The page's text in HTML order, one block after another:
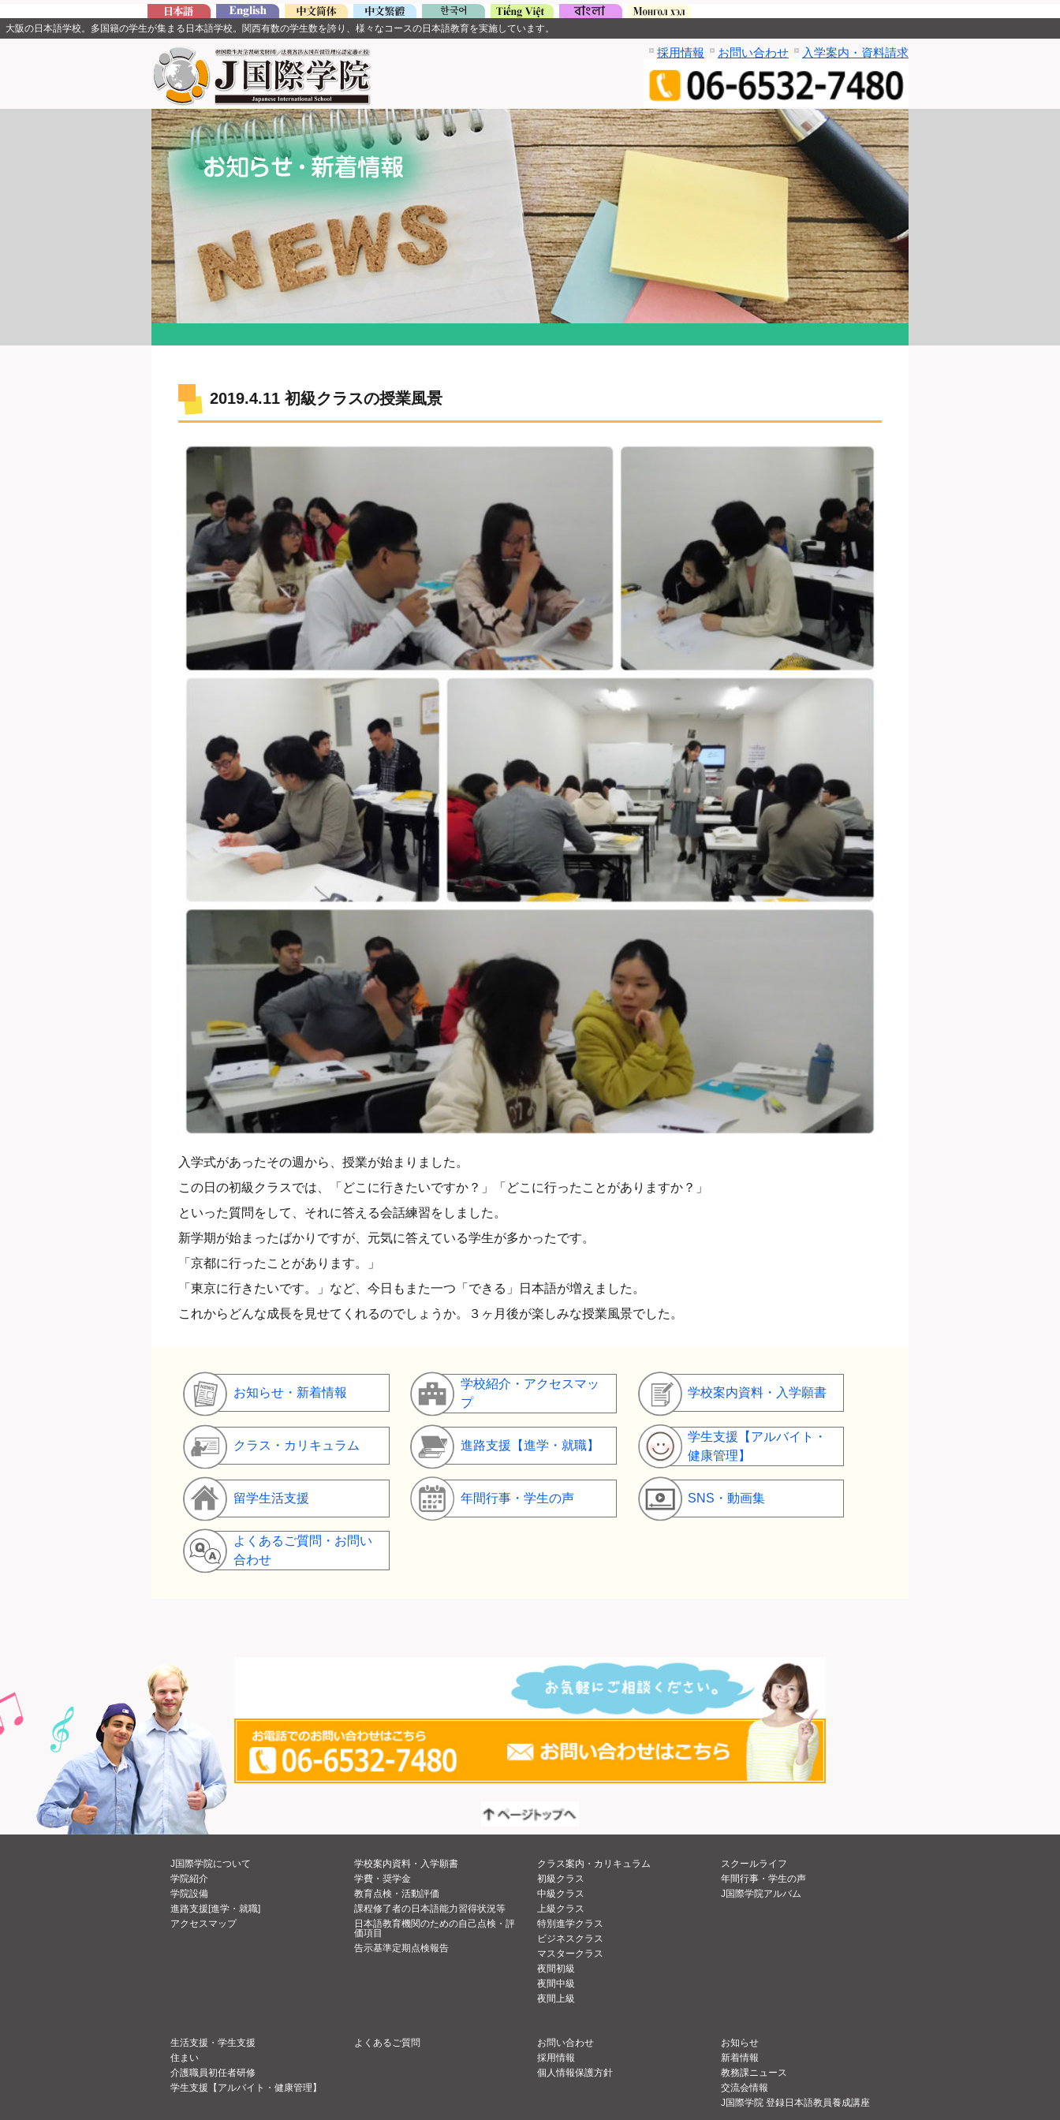
大阪の日本語学校。多国籍の学生が集まる日本語学校。関西有数の学生数を誇り、様々なコースの日本語教育を実施しています。
採用情報 お問い合わせ 入学案内・資料請求
2019.4.11 初級クラスの授業風景
入学式があったその週から、授業が始まりました。
この日の初級クラスでは、「どこに行きたいですか？」「どこに行ったことがありますか？」
といった質問をして、それに答える会話練習をしました。
新学期が始まったばかりですが、元気に答えている学生が多かったです。
「京都に行ったことがあります。」
「東京に行きたいです。」など、今日もまた一つ「できる」日本語が増えました。
これからどんな成長を見せてくれるのでしょうか。３ヶ月後が楽しみな授業風景でした。
お知らせ・新着情報
学校紹介・アクセスマッ
プ
学校案内資料・入学願書
クラス・カリキュラム 進路支援【進学・就職】
学生支援【アルバイト・
健康管理】
留学生活支援 年間行事・学生の声 SNS・動画集
よくあるご質問・お問い
合わせ
J国際学院について
学院紹介
学院設備
進路支援[進学・就職]
アクセスマップ
学校案内資料・入学願書
学費・奨学金
教育点検・活動評価
課程修了者の日本語能力習得状況等
日本語教育機関のための自己点検・評
価項目
告示基準定期点検報告
クラス案内・カリキュラム
初級クラス
中級クラス
上級クラス
特別進学クラス
ビジネスクラス
マスタークラス
夜間初級
夜間中級
夜間上級
スクールライフ
年間行事・学生の声
J国際学院アルバム
生活支援・学生支援
住まい
介護職員初任者研修
学生支援【アルバイト・健康管理】
よくあるご質問
お問い合わせ
採用情報
個人情報保護方針
お知らせ
新着情報
教務課ニュース
交流会情報
J国際学院 登録日本語教員養成講座